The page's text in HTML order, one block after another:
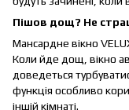
Пішов дощ? Не
Мансардне вікно
Коли йде дощ, вікно
доведеться
функція особливо
іншій кімнаті.